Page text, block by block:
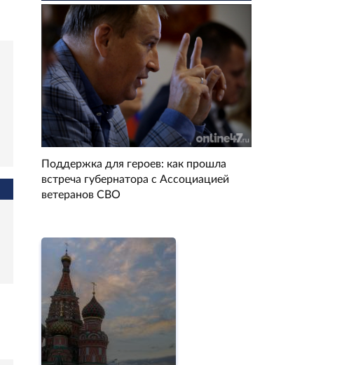
Поддержка для героев: как прошла
встреча губернатора с Ассоциацией
ветеранов СВО